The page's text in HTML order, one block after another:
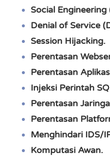
Social Engineering
Denial of Service
Session Hijacking.
Perentasan
Perentasan
Injeksi Perintah
Perentasan
Perentasan
Menghindari IDS/
Komputasi Awan.